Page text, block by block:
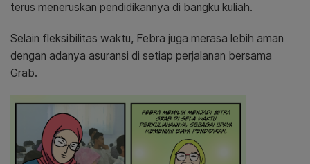
terus meneruskan pendidikannya di bangku kuliah.
Selain fleksibilitas waktu, Febra juga merasa lebih aman
dengan adanya asuransi di setiap perjalanan bersama
Grab.